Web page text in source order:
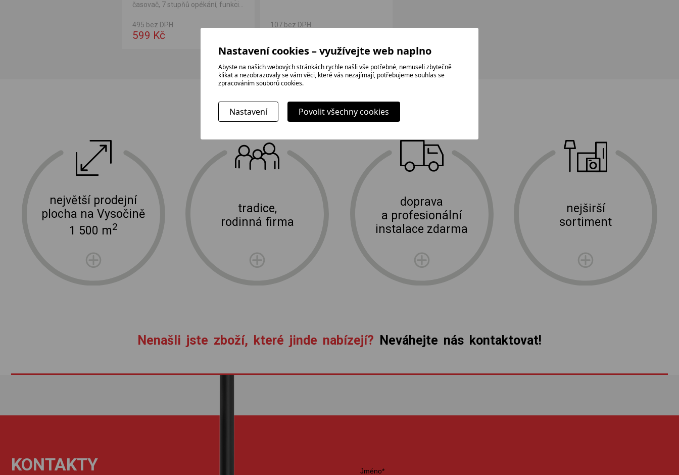
časovač, 7 stupňů opékání, funkci
495 bez DPH
599 Kč
107 bez DPH
Proč jít k nám?
největší prodejní
plocha na Vysočině
1 500 m2
tradice,
rodinná firma
doprava
a profesionální
instalace zdarma
doprava a instalace elektro zařízení
nejširší
sortiment
E-shop Elektro Burian
Nenašli jste zboží, které jinde nabízejí? Neváhejte nás kontaktovat!
KONTAKTY
Nastavení cookies – využívejte web naplno
Abyste na našich webových stránkách rychle našli vše potřebné, nemuseli zbytečně
klikat a nezobrazovaly se vám věci, které vás nezajímají, potřebujeme souhlas se
zpracováním souborů cookies.
Nastavení Povolit všechny cookies